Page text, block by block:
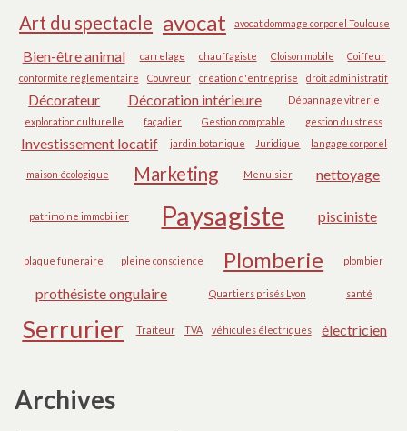
Art du spectacle avocat avocat dommage corporel Toulouse
Bien-être animal carrelage chauffagiste Cloison mobile
Coiffeur
conformité réglementaire
Couvreur création d'entreprise droit administratif
Décorateur Décoration intérieure
Dépannage vitrerie
exploration culturelle
façadier Gestion comptable gestion du stress
Investissement locatif jardin botanique Juridique langage corporel
maison écologique Marketing Menuisier nettoyage
patrimoine immobilier Paysagiste pisciniste
plaque funeraire pleine conscience Plomberie plombier
prothésiste ongulaire Quartiers prisés Lyon santé
Serrurier Traiteur TVA véhicules électriques électricien
Archives